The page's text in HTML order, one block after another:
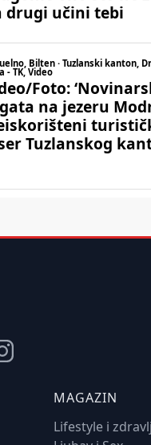
MAGAZIN
Lifestyle i